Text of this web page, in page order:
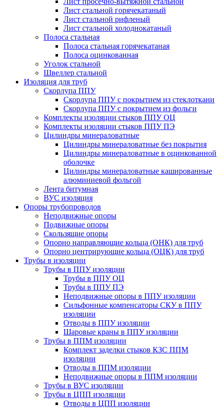
Лист стальной горячекатаный
Лист стальной рифленый
Лист стальной холоднокатаный
Полоса стальная
Полоса стальная горячекатаная
Полоса оцинкованная
Уголок стальной
Швеллер стальной
Изоляция для труб
Скорлупа ППУ
Скорлупа ППУ с покрытием из стеклоткани
Скорлупа ППУ с покрытием из фольги
Комплекты изоляции стыков ППУ ОЦ
Комплекты изоляции стыков ППУ ПЭ
Цилиндры минераловатные
Цилиндры минераловатные без покрытия
Цилиндры минераловатные в оцинкованной
оболочке
Цилиндры минераловатные кашированные
алюминиевой фольгой
Лента битумная
ВУС изоляция
Опоры трубопроводов
Неподвижные опоры
Подвижные опоры
Скользящие опоры
Опорно направляющие кольца (ОНК) для труб
Опорно центрирующие кольца (ОЦК) для труб
Трубы в изоляции
Трубы в ППУ изоляции
Трубы в ППУ ОЦ
Трубы в ППУ ПЭ
Неподвижные опоры в ППУ изоляции
Сильфонные компенсаторы СКУ в ППУ
изоляции
Отводы в ППУ изоляции
Шаровые краны в ППУ изоляции
Трубы в ППМ изоляции
Комплект заделки стыков КЗС ППМ
изоляции
Отводы в ППМ изоляции
Неподвижные опоры в ППМ изоляции
Трубы в ВУС изоляции
Трубы в ЦПП изоляции
Отводы в ЦПП изоляции